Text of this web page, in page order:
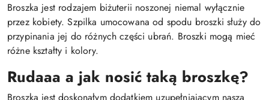
Broszka jest rodzajem biżuterii noszonej niemal wyłącznie
przez kobiety. Szpilka umocowana od spodu broszki służy do
przypinania jej do różnych części ubrań. Broszki mogą mieć
różne kształty i kolory.
Rudaaa a jak nosić taką broszkę?